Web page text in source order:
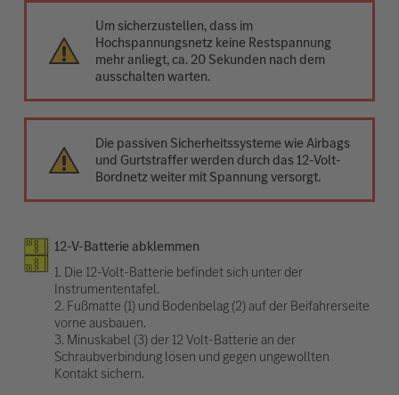
Um sicherzustellen, dass im
Hochspannungsnetz keine Restspannung
mehr anliegt, ca. 20 Sekunden nach dem
ausschalten warten.
Die passiven Sicherheitssysteme wie Airbags
und Gurtstraffer werden durch das 12-Volt-
Bordnetz weiter mit Spannung versorgt.
12-V-Batterie abklemmen
1. Die 12-Volt-Batterie befindet sich unter der
Instrumententafel.
2. Fußmatte (1) und Bodenbelag (2) auf der Beifahrerseite
vorne ausbauen.
3. Minuskabel (3) der 12 Volt-Batterie an der
Schraubverbindung lösen und gegen ungewollten
Kontakt sichern.